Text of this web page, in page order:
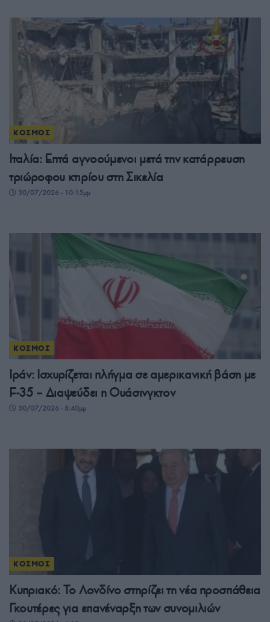
ΚΟΣΜΟΣ
Ιταλία: Επτά αγνοούμενοι μετά την κατάρρευση
τριώροφου κτιρίου στη Σικελία
30/07/2026 - 10:15μμ
ΚΟΣΜΟΣ
Ιράν: Ισχυρίζεται πλήγμα σε αμερικανική βάση με
F-35 – Διαψεύδει η Ουάσινγκτον
30/07/2026 - 8:40μμ
ΚΟΣΜΟΣ
Κυπριακό: Το Λονδίνο στηρίζει τη νέα προσπάθεια
Γκουτέρες για επανέναρξη των συνομιλιών